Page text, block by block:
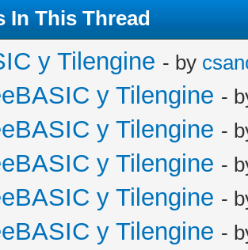
In This Thread
y Tilengine - by
y Tilengine -
y Tilengine -
y Tilengine -
y Tilengine -
y Tilengine -